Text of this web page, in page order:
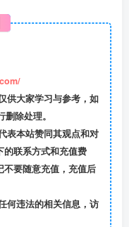
供大家学习与参考，如
除处理。
表本站赞同其观点和对
的联系方式和充值费
不要随意充值，充值后
何违法的相关信息，访